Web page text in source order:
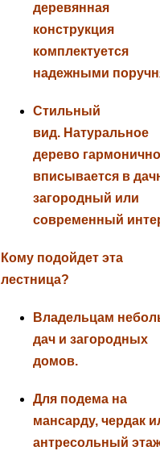
деревянная
конструкция
комплектуется
надежными
Стильный
вид. Натуральное
дерево гармонично
вписывается в
загородный или
современный
Кому подойдет эта
лестница?
Владельцам
дач и загородных
домов.
Для подема на
мансарду, чердак
антресольный